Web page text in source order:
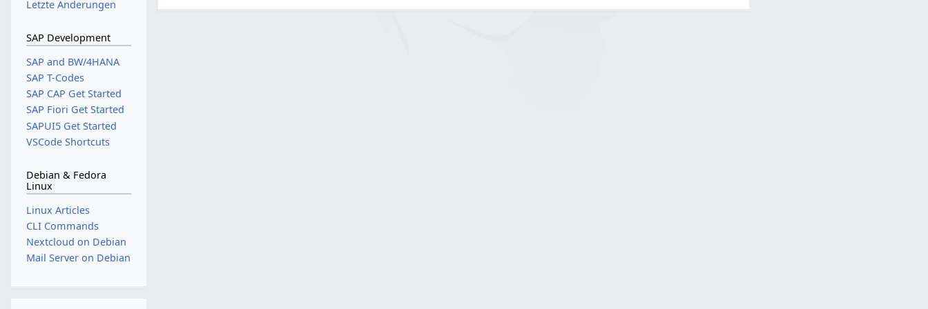
Letzte Änderungen
SAP Development
SAP and BW/4HANA
SAP T-Codes
SAP CAP Get Started
SAP Fiori Get Started
SAPUI5 Get Started
VSCode Shortcuts
Debian & Fedora
Linux
Linux Articles
CLI Commands
Nextcloud on Debian
Mail Server on Debian